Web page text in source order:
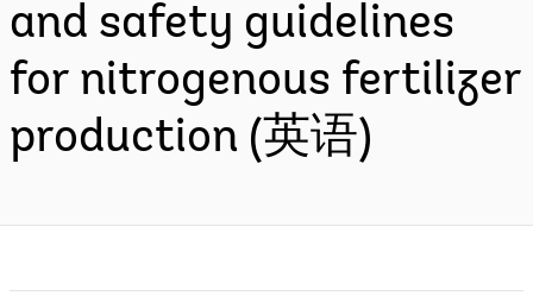
and safety guidelines
for nitrogenous fertilizer
production (英语)